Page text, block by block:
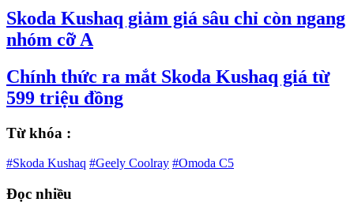
Skoda Kushaq giảm giá sâu chỉ còn ngang
nhóm cỡ A
Chính thức ra mắt Skoda Kushaq giá từ
599 triệu đồng
Từ khóa :
#Skoda Kushaq #Geely Coolray #Omoda C5
Đọc nhiều